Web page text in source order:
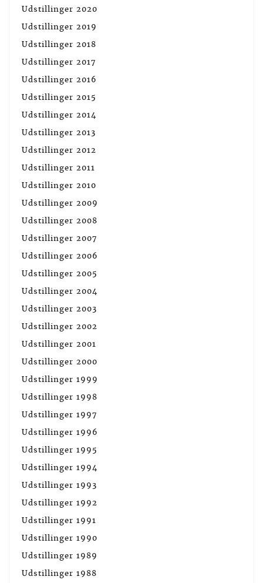
Udstillinger 2020
Udstillinger 2019
Udstillinger 2018
Udstillinger 2017
Udstillinger 2016
Udstillinger 2015
Udstillinger 2014
Udstillinger 2013
Udstillinger 2012
Udstillinger 2011
Udstillinger 2010
Udstillinger 2009
Udstillinger 2008
Udstillinger 2007
Udstillinger 2006
Udstillinger 2005
Udstillinger 2004
Udstillinger 2003
Udstillinger 2002
Udstillinger 2001
Udstillinger 2000
Udstillinger 1999
Udstillinger 1998
Udstillinger 1997
Udstillinger 1996
Udstillinger 1995
Udstillinger 1994
Udstillinger 1993
Udstillinger 1992
Udstillinger 1991
Udstillinger 1990
Udstillinger 1989
Udstillinger 1988